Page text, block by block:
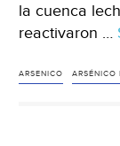
la cuenca
reactivaron …
ARSENICO ARSÉNICO